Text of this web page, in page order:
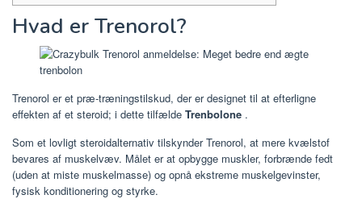
Hvad er Trenorol?
Trenorol er et præ-træningstilskud, der er designet til at efterligne
effekten af ​​et steroid; i dette tilfælde Trenbolone .
Som et lovligt steroidalternativ tilskynder Trenorol, at mere kvælstof
bevares af muskelvæv. Målet er at opbygge muskler, forbrænde fedt
(uden at miste muskelmasse) og opnå ekstreme muskelgevinster,
fysisk konditionering og styrke.